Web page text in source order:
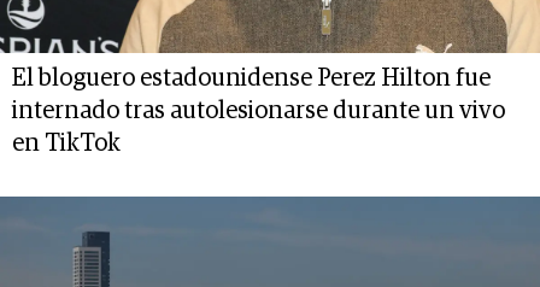
El bloguero estadounidense Perez Hilton fue
internado tras autolesionarse durante un vivo
en TikTok